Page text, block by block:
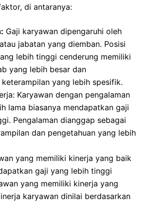
di antaranya:
: Gaji karyawan dipengaruhi oleh
jabatan yang diemban. Posisi
lebih tinggi cenderung memiliki
yang lebih besar dan
yang lebih spesifik.
Karyawan dengan pengalaman
lama biasanya mendapatkan gaji
Pengalaman dianggap sebagai
dan pengetahuan yang lebih
yang memiliki kinerja yang baik
gaji yang lebih tinggi
yang memiliki kinerja yang
karyawan dinilai berdasarkan